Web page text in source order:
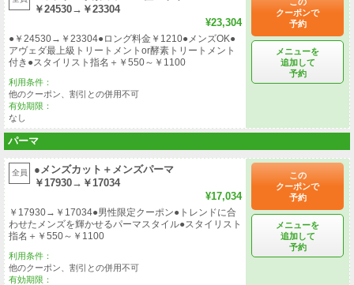
￥24530→￥23304
¥23,304
●￥24530→￥23304●ロング料金￥1210●メンズOK●
アヴェダ最上級トリートメントor酵素トリートメント
付き●スタイリスト指名＋￥550～￥1100
利用条件：
他のクーポン、割引との併用不可
有効期限：
なし
クーポンで
予約
メニューを
追加して
予約
パーマ
全員
●メンズカット＋メンズパーマ
￥17930→￥17034
¥17,034
￥17930→￥17034●男性限定クーポン●トレンドに合
わせたメンズを輝かせるパーマスタイル●スタイリスト
指名＋￥550～￥1100
利用条件：
他のクーポン、割引との併用不可
有効期限：
この
クーポンで
予約
メニューを
追加して
予約